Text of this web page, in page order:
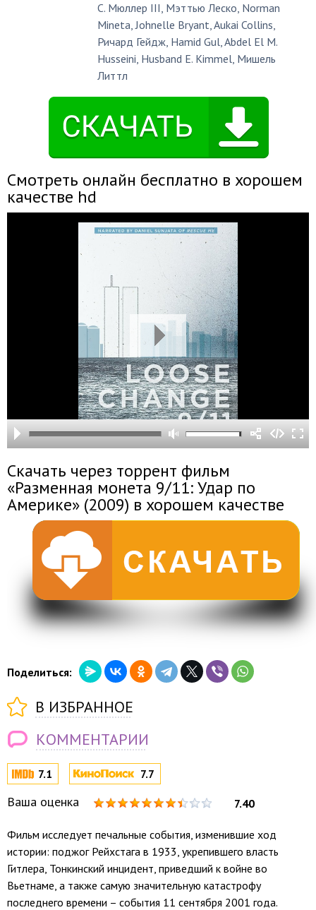
С. Мюллер III, Мэттью Леско, Norman
Mineta,Johnelle Bryant,Aukai Collins,
Ричард Гейдж, Hamid Gul,Abdel El M.
Husseini, Husband E. Kimmel, Мишель
Литтл
7.1 7.7
Ваша оценка 7.40
Фильм исследует печальные события, изменившие ход
истории: поджог Рейхстага в 1933, укрепившего власть
Гитлера, Тонкинский инцидент, приведший к войне во
Вьетнаме, а также самую значительную катастрофу
последнего времени – события 11 сентября 2001 года.
Смотреть онлайн бесплатно в хорошем
качестве hd
Скачать через торрент фильм
«Разменная монета 9/11: Удар по
Америке» (2009) в хорошем качестве
Поделиться:
В ИЗБРАННОЕ
КОММЕНТАРИИ